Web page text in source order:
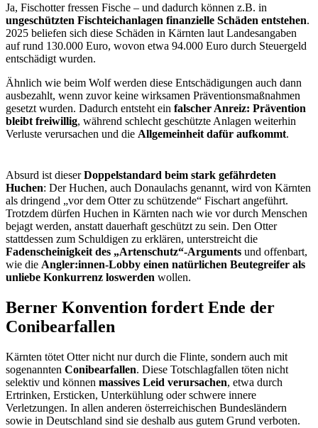
Ja, Fischotter fressen Fische – und dadurch können z.B. in
ungeschützten Fischteichanlagen finanzielle Schäden entstehen.
2025 beliefen sich diese Schäden in Kärnten laut Landesangaben
auf rund 130.000 Euro, wovon etwa 94.000 Euro durch Steuergeld
entschädigt wurden.
Ähnlich wie beim Wolf werden diese Entschädigungen auch dann
ausbezahlt, wenn zuvor keine wirksamen Präventionsmaßnahmen
gesetzt wurden. Dadurch entsteht ein falscher Anreiz: Prävention
bleibt freiwillig, während schlecht geschützte Anlagen weiterhin
Verluste verursachen und die Allgemeinheit dafür aufkommt.
Absurd ist dieserDoppelstandard beim stark gefährdeten
Huchen: Der Huchen, auch Donaulachs genannt, wird von Kärnten
als dringend „vor dem Otter zu schützende“ Fischart angeführt.
Trotzdem dürfen Huchen in Kärnten nach wie vor durch Menschen
bejagt werden, anstatt dauerhaft geschützt zu sein. Den Otter
stattdessen zum Schuldigen zu erklären, unterstreicht die
Fadenscheinigkeit des „Artenschutz“-Arguments und offenbart,
wie die Angler:innen-Lobby einen natürlichen Beutegreifer als
unliebe Konkurrenz loswerden wollen.
Berner Konvention fordert Ende der
Conibearfallen
Kärnten tötet Otter nicht nur durch die Flinte, sondern auch mit
sogenannten Conibearfallen. Diese Totschlagfallen töten nicht
selektiv und können massives Leid verursachen, etwa durch
Ertrinken, Ersticken, Unterkühlung oder schwere innere
Verletzungen. In allen anderen österreichischen Bundesländern
sowie in Deutschland sind sie deshalb aus gutem Grund verboten.